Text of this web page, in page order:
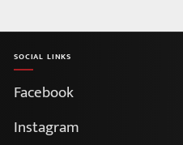
SOCIAL LINKS
Facebook
Instagram